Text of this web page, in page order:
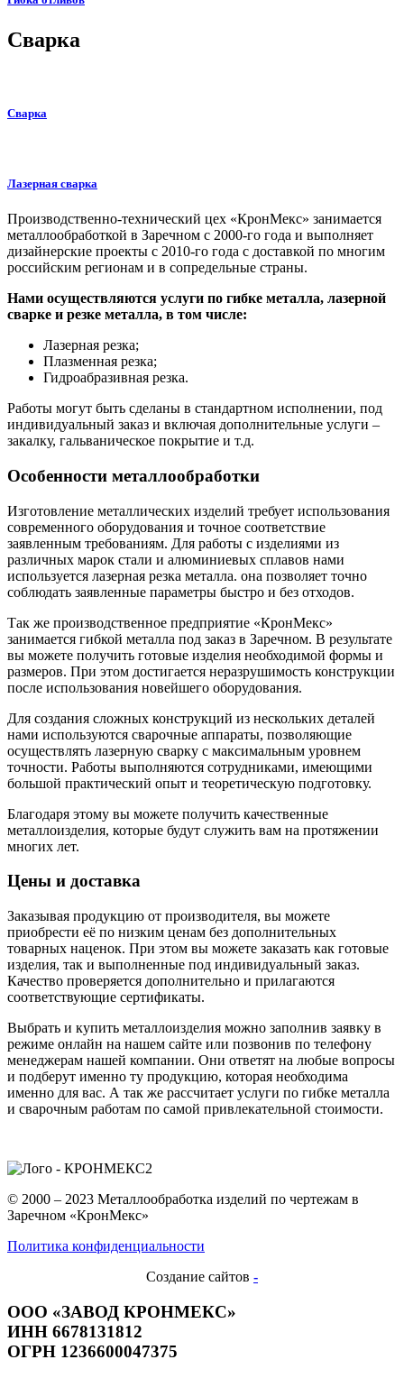
Сварка
Сварка
Лазерная сварка
Производственно-технический цех «КронМекс» занимается
металлообработкой в Заречном с 2000-го года и выполняет
дизайнерские проекты с 2010-го года с доставкой по многим
российским регионам и в сопредельные страны.
Нами осуществляются услуги по гибке металла, лазерной
сварке и резке металла, в том числе:
Лазерная резка;
Плазменная резка;
Гидроабразивная резка.
Работы могут быть сделаны в стандартном исполнении, под
индивидуальный заказ и включая дополнительные услуги –
закалку, гальваническое покрытие и т.д.
Особенности металлообработки
Изготовление металлических изделий требует использования
современного оборудования и точное соответствие
заявленным требованиям. Для работы с изделиями из
различных марок стали и алюминиевых сплавов нами
используется лазерная резка металла. она позволяет точно
соблюдать заявленные параметры быстро и без отходов.
Так же производственное предприятие «КронМекс»
занимается гибкой металла под заказ в Заречном. В результате
вы можете получить готовые изделия необходимой формы и
размеров. При этом достигается неразрушимость конструкции
после использования новейшего оборудования.
Для создания сложных конструкций из нескольких деталей
нами используются сварочные аппараты, позволяющие
осуществлять лазерную сварку с максимальным уровнем
точности. Работы выполняются сотрудниками, имеющими
большой практический опыт и теоретическую подготовку.
Благодаря этому вы можете получить качественные
металлоизделия, которые будут служить вам на протяжении
многих лет.
Цены и доставка
Заказывая продукцию от производителя, вы можете
приобрести её по низким ценам без дополнительных
товарных наценок. При этом вы можете заказать как готовые
изделия, так и выполненные под индивидуальный заказ.
Качество проверяется дополнительно и прилагаются
соответствующие сертификаты.
Выбрать и купить металлоизделия можно заполнив заявку в
режиме онлайн на нашем сайте или позвонив по телефону
менеджерам нашей компании. Они ответят на любые вопросы
и подберут именно ту продукцию, которая необходима
именно для вас. А так же рассчитает услуги по гибке металла
и сварочным работам по самой привлекательной стоимости.
© 2000 – 2023 Металлообработка изделий по чертежам в
Заречном «КронМекс»
Политика конфиденциальности
Создание сайтов -
ООО «ЗАВОД КРОНМЕКС»
ИНН 6678131812
ОГРН 1236600047375